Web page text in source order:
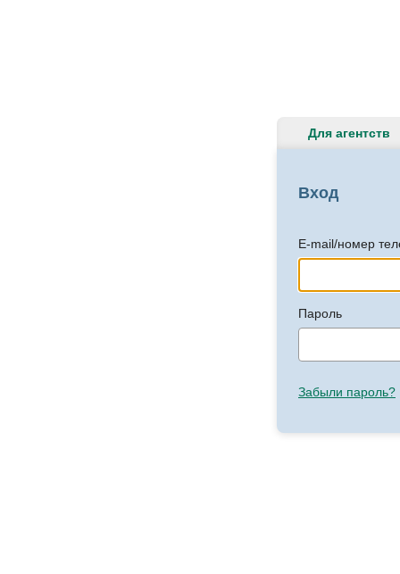
Для агентств
Вход
E-mail/номер
Пароль
Забыли пароль?